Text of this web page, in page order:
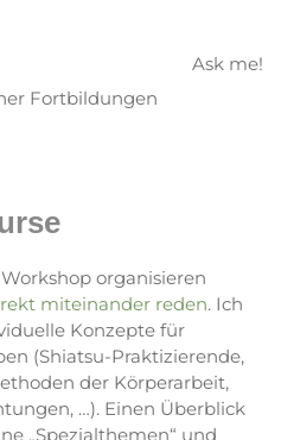
Ask me!
Fortbildungen
organisieren
miteinander reden. Ich
Konzepte für
(Shiatsu-Praktizierende,
der Körperarbeit,
…). Einen Überblick
„Spezialthemen“ und